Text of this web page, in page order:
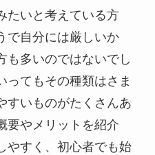
たいと考えている方
で自分には厳しいか
多いのではないでし
ってもその種類はさま
すいものがたくさんあ
要やメリットを紹介
やすく、初心者でも始